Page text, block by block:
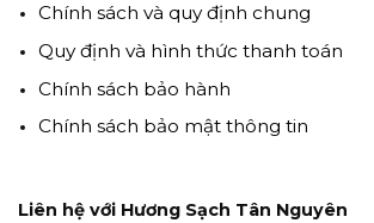
Chính sách và quy định chung
Quy định và hình thức thanh toán
Chính sách bảo hành
Chính sách bảo mật thông tin
Liên hệ với Hương Sạch Tân Nguyên